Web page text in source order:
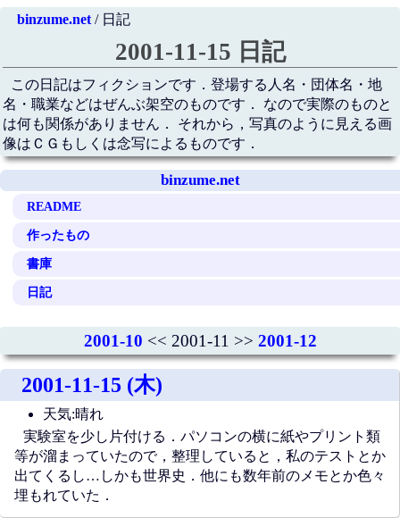
binzume.net/ 日記
2001-11-15 日記
この日記はフィクションです．登場する人名・団体名・地
名・職業などはぜんぶ架空のものです． なので実際のものと
は何も関係がありません． それから，写真のように見える画
像はＣＧもしくは念写によるものです．
binzume.net
README
作ったもの
書庫
日記
2001-10 << 2001-11 >> 2001-12
2001-11-15 (木)
天気:晴れ
実験室を少し片付ける．パソコンの横に紙やプリント類
等が溜まっていたので，整理していると，私のテストとか
出てくるし…しかも世界史．他にも数年前のメモとか色々
埋もれていた．